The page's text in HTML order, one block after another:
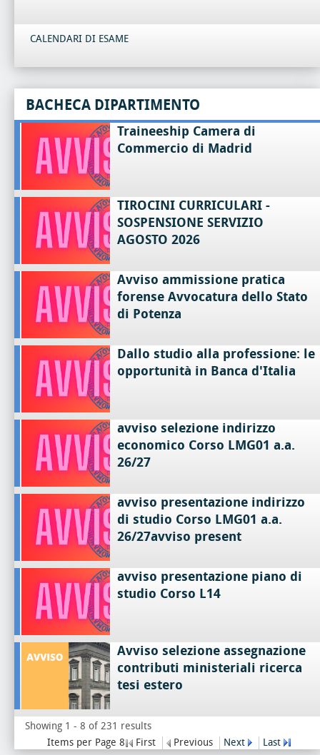
CALENDARI DI ESAME
BACHECA DIPARTIMENTO
Traineeship Camera di
Commercio di Madrid
TIROCINI CURRICULARI -
SOSPENSIONE SERVIZIO
AGOSTO 2026
Avviso ammissione pratica
forense Avvocatura dello Stato
di Potenza
Dallo studio alla professione: le
opportunità in Banca d'Italia
avviso selezione indirizzo
economico Corso LMG01 a.a.
26/27
avviso presentazione indirizzo
di studio Corso LMG01 a.a.
26/27avviso present
avviso presentazione piano di
studio Corso L14
Avviso selezione assegnazione
contributi ministeriali ricerca
tesi estero
Showing 1 - 8 of 231 results
Items per Page 8
First Previous Next Last